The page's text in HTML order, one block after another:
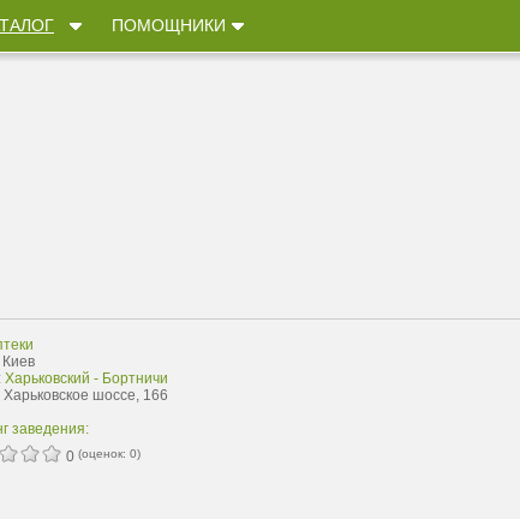
ПОМОЩНИКИ
Киев
Харьковский - Бортничи
шоссе, 166
заведения:
0 (оценок: 0)